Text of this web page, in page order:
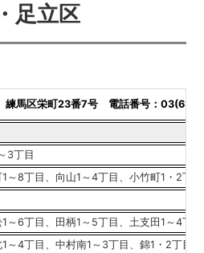
足立区
馬区栄町23番7号 電話番号：
3丁目
～8丁目、向山1～4丁目、小竹町1・2丁目
～6丁目、田柄1～5丁目、土支田1～4丁
～4丁目、中村南1～3丁目、錦1・2丁目